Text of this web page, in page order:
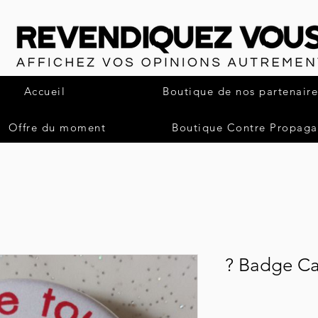
Accueil Boutique de nos
Offre du moment Boutique Contre
Badge